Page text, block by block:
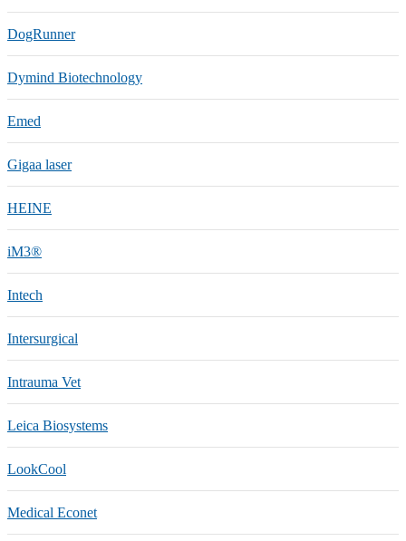
DogRunner
Dymind Biotechnology
Emed
Gigaa laser
HEINE
iM3®️
Intech
Intersurgical
Intrauma Vet
Leica Biosystems
LookCool
Medical Econet